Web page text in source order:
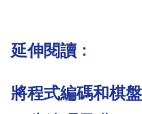
延伸閱讀﹕
將程式編碼和棋